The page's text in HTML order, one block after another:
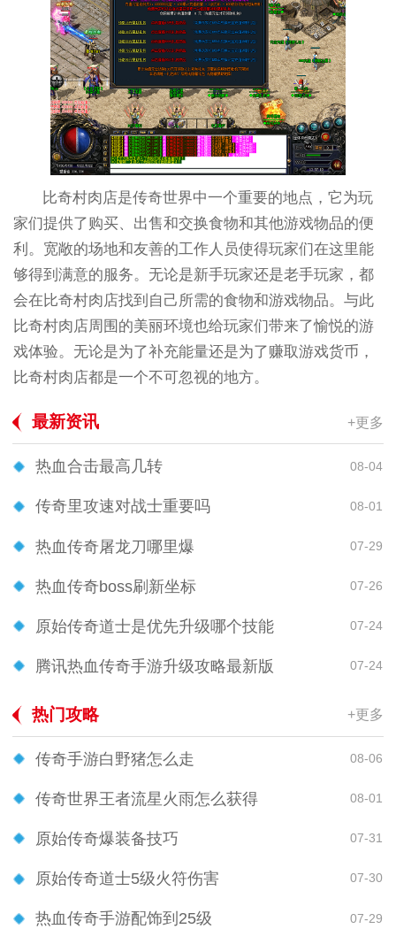
比奇村肉店是传奇世界中一个重要的地点，它为玩
家们提供了购买、出售和交换食物和其他游戏物品的便
利。宽敞的场地和友善的工作人员使得玩家们在这里能
够得到满意的服务。无论是新手玩家还是老手玩家，都
会在比奇村肉店找到自己所需的食物和游戏物品。与此
比奇村肉店周围的美丽环境也给玩家们带来了愉悦的游
戏体验。无论是为了补充能量还是为了赚取游戏货币，
比奇村肉店都是一个不可忽视的地方。
最新资讯 +更多
热血合击最高几转 08-04
传奇里攻速对战士重要吗 08-01
热血传奇屠龙刀哪里爆 07-29
热血传奇boss刷新坐标 07-26
原始传奇道士是优先升级哪个技能 07-24
腾讯热血传奇手游升级攻略最新版 07-24
热门攻略 +更多
传奇手游白野猪怎么走 08-06
传奇世界王者流星火雨怎么获得 08-01
原始传奇爆装备技巧 07-31
原始传奇道士5级火符伤害 07-30
热血传奇手游配饰到25级 07-29